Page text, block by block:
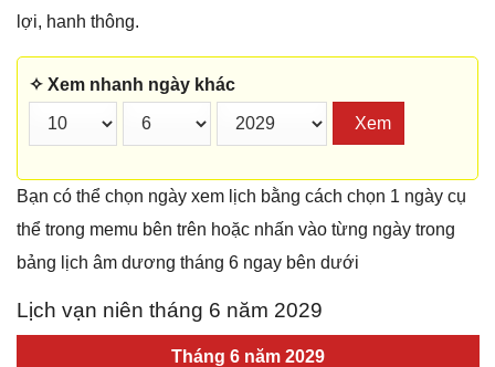
lợi, hanh thông.
✧ Xem nhanh ngày khác
Xem
Bạn có thể chọn ngày xem lịch bằng cách chọn 1 ngày cụ
thể trong memu bên trên hoặc nhấn vào từng ngày trong
bảng lịch âm dương tháng 6 ngay bên dưới
Lịch vạn niên tháng 6 năm 2029
Tháng 6 năm 2029